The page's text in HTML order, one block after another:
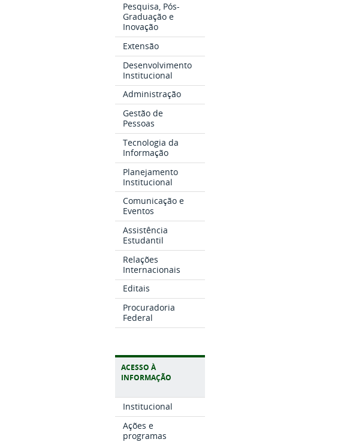
Pesquisa, Pós-
Graduação e
Inovação
Extensão
Desenvolvimento
Institucional
Administração
Gestão de
Pessoas
Tecnologia da
Informação
Planejamento
Institucional
Comunicação e
Eventos
Assistência
Estudantil
Relações
Internacionais
Editais
Procuradoria
Federal
ACESSO À
INFORMAÇÃO
Institucional
Ações e
programas